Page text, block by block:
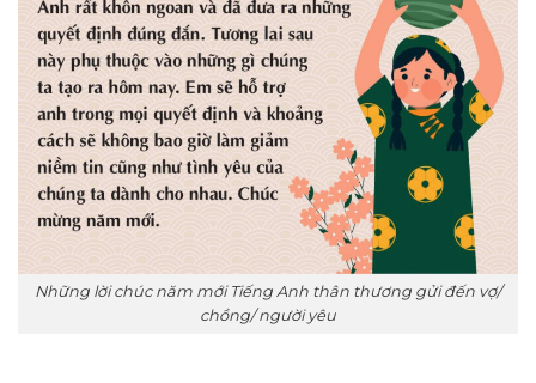
Những lời chúc năm mới Tiếng Anh thân thương gửi đến vợ/
chồng/ người yêu